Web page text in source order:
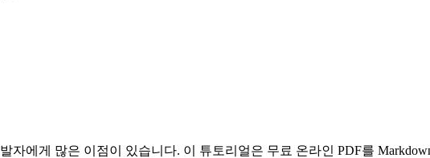
자에게 많은 이점이 있습니다. 이 튜토리얼은 무료 온라인 PDF를